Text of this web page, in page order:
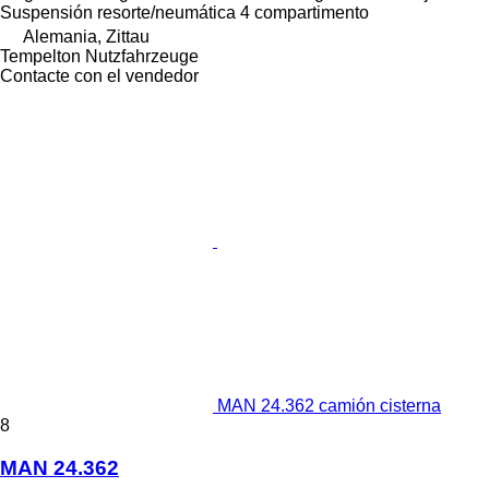
Suspensión resorte/neumática 4 compartimento
Alemania, Zittau
Tempelton Nutzfahrzeuge
Contacte con el vendedor
MAN 24.362 camión cisterna
8
MAN 24.362